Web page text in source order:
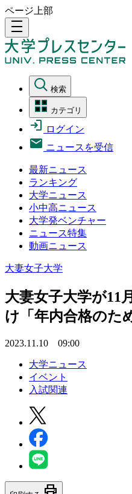
ページ上部
density_medium
検索
カテゴリ
ログイン
ニュースを受信
最新ニュース
ランキング
大学ニュース
小中高ニュース
大学発ベンチャー
ニュース特集
動画ニュース
大妻女子大学
大妻女子大学が11
け「年内合格のた
2023.11.10 09:00
大学ニュース
イベント
入試関連
print